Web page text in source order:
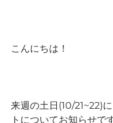
こんにちは！
来週の土日(10/21~22)
トについてお知らせで